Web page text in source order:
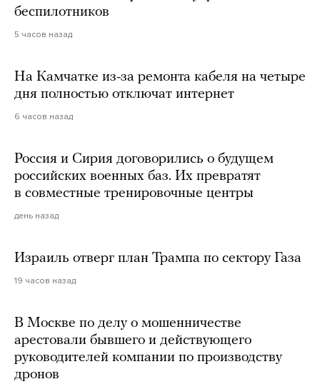
беспилотников
5 часов назад
На Камчатке из-за ремонта кабеля на четыре
дня полностью отключат интернет
6 часов назад
Россия и Сирия договорились о будущем
российских военных баз. Их превратят
в совместные тренировочные центры
день назад
Израиль отверг план Трампа по сектору Газа
19 часов назад
В Москве по делу о мошенничестве
арестовали бывшего и действующего
руководителей компании по производству
дронов